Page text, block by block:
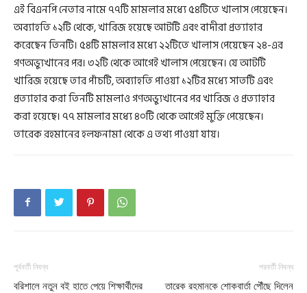
এই বিএনপি নেতার নামে ৭৭টি মামলার মধ্যে ৫৪টিতে খালাস পেয়েছেন।
অব্যাহতি ১২টি থেকে, খারিজ হয়েছে আটটি এবং বাদীরা প্রত্যাহার
করেছেন তিনটি। ৫৪টি মামলার মধ্যে ২২টিতে খালাস পেয়েছেন ২৪-এর
গণঅভ্যুখানের পর। ৩২টি থেকে আগেই খালাস পেয়েছেন। যে আটটি
খারিজ হয়েছে তার পাঁচটি, অব্যাহতি পাওয়া ১২টির মধ্যে সাতটি এবং
প্রত্যাহার করা তিনটি মামলাও গণঅভ্যুখানের পর খারিজ ও প্রত্যাহার
করা হয়েছে। ৭৭ মামলার মধ্যে ৪০টি থেকে আগেই মুক্তি পেয়েছেন।
তারেক রহমানের হলফনামা থেকে এ তথ্য পাওয়া যায়।
পূর্ববর্তী নিবন্ধ
বরিশালে নতুন বই হাতে পেয়ে শিক্ষার্থীদের
পরবর্তী নিবন্ধ
তারেক রহমানকে শোকবার্তা পৌঁছে দিলেন